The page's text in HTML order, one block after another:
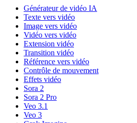
Générateur de vidéo IA
Texte vers vidéo
Image vers vidéo
Vidéo vers vidéo
Extension vidéo
Transition vidéo
Référence vers vidéo
Contrôle de mouvement
Effets vidéo
Sora 2
Sora 2 Pro
Veo 3.1
Veo 3